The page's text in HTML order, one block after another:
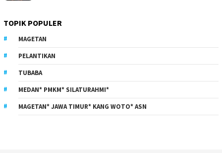
TOPIK POPULER
MAGETAN
PELANTIKAN
TUBABA
MEDAN* PMKM* SILATURAHMI*
MAGETAN* JAWA TIMUR* KANG WOTO* ASN